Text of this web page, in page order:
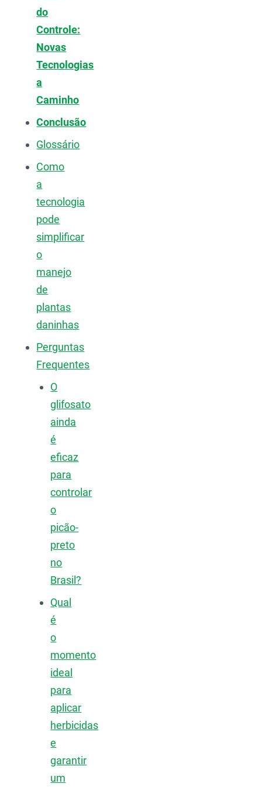
do
Controle:
Novas
Tecnologias
a
Caminho
Conclusão
Glossário
Como
a
tecnologia
pode
simplificar
o
manejo
de
plantas
daninhas
Perguntas
Frequentes
O
glifosato
ainda
é
eficaz
para
controlar
o
picão-
preto
no
Brasil?
Qual
é
o
momento
ideal
para
aplicar
herbicidas
e
garantir
um